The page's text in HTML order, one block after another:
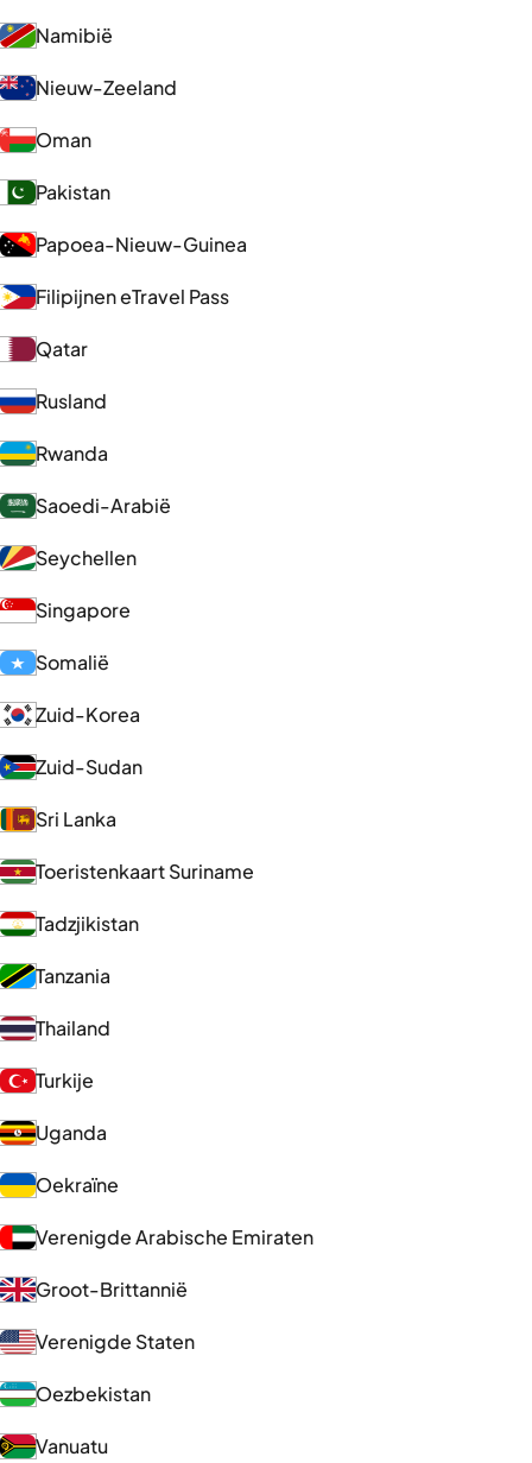
Namibië
Nieuw-Zeeland
Oman
Pakistan
Papoea-Nieuw-Guinea
Filipijnen eTravel Pass
Qatar
Rusland
Rwanda
Saoedi-Arabië
Seychellen
Singapore
Somalië
Zuid-Korea
Zuid-Sudan
Sri Lanka
Toeristenkaart Suriname
Tadzjikistan
Tanzania
Thailand
Turkije
Uganda
Oekraïne
Verenigde Arabische Emiraten
Groot-Brittannië
Verenigde Staten
Oezbekistan
Vanuatu